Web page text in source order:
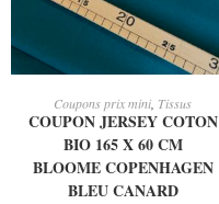
Coupons prix mini, Tissus
COUPON JERSEY COTON
BIO 165 X 60 CM
BLOOME COPENHAGEN
BLEU CANARD